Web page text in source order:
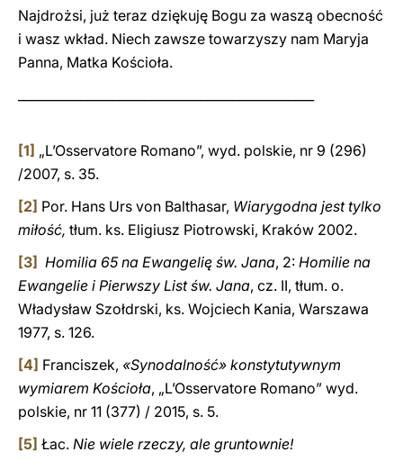
Najdrożsi, już teraz dziękuję Bogu za waszą obecność
i wasz wkład. Niech zawsze towarzyszy nam Maryja
Panna, Matka Kościoła.
[1] „L’Osservatore Romano”, wyd. polskie, nr 9 (296)
/2007, s. 35.
[2] Por. Hans Urs von Balthasar, Wiarygodna jest tylko
miłość, tłum. ks. Eligiusz Piotrowski, Kraków 2002.
[3] Homilia 65 na Ewangelię św. Jana, 2: Homilie na
Ewangelie i Pierwszy List św. Jana, cz. II, tłum. o.
Władysław Szołdrski, ks. Wojciech Kania, Warszawa
1977, s. 126.
[4] Franciszek, «Synodalność» konstytutywnym
wymiarem Kościoła, „L’Osservatore Romano” wyd.
polskie, nr 11 (377) / 2015, s. 5.
[5] Łac. Nie wiele rzeczy, ale gruntownie!